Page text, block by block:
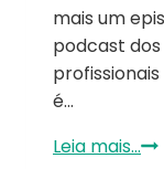
mais um
podcast
é…
Leia mais...